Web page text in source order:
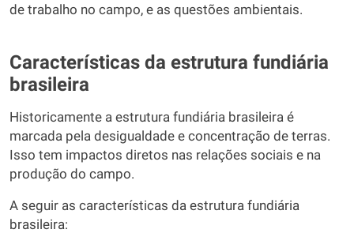
de trabalho no campo, e as questões ambientais.
Características da estrutura fundiária
brasileira
Historicamente a estrutura fundiária brasileira é
marcada pela desigualdade e concentração de terras.
Isso tem impactos diretos nas relações sociais e na
produção do campo.
A seguir as características da estrutura fundiária
brasileira: